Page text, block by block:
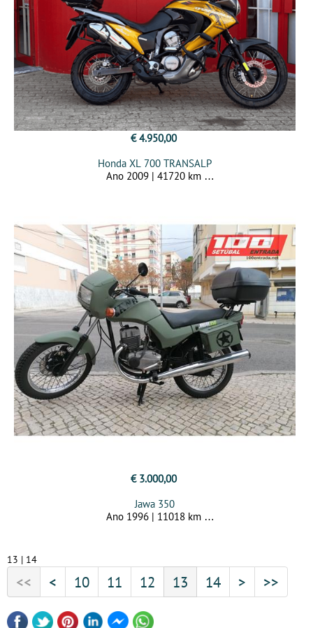
€ 4.950,00
Honda XL 700 TRANSALP
Ano 2009 | 41720 km
€ 3.000,00
Jawa 350
Ano 1996 | 11018 km
13 | 14
<< < 10 11 12 13 14 > >>